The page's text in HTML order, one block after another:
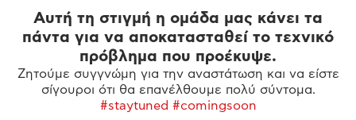
Αυτή τη στιγμή η ομάδα μας κάνει τα
πάντα για να αποκατασταθεί το τεχνικό
πρόβλημα που προέκυψε.
Ζητούμε συγγνώμη για την αναστάτωση και να είστε
σίγουροι ότι θα επανέλθουμε πολύ σύντομα.
#staytuned #comingsoon